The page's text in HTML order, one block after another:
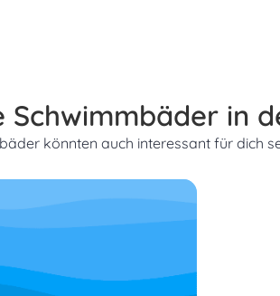
Schwimmbäder in
könnten auch interessant für dich